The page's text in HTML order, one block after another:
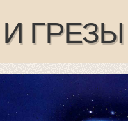
ГРЕЗЫ